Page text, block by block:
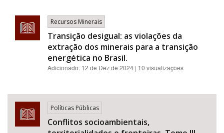
Recursos Minerais
Transição desigual: as violações da
extração dos minerais para a transição
energética no Brasil.
Adicionado: 12 de Dez de 2024 | 10 visualizações
Políticas Públicas
Conflitos socioambientais,